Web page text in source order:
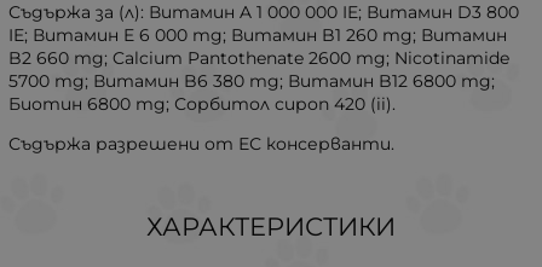
Съдържа за (л): Витамин A 1 000 000 IE; Витамин D3 800
IE; Витамин E 6 000 mg; Витамин B1 260 mg; Витамин
B2 660 mg; Calcium Pantothenate 2600 mg; Nicotinamide
5700 mg; Витамин B6 380 mg; Витамин B12 6800 mg;
Биотин 6800 mg; Сорбитол сироп 420 (ii).
Съдържа разрешени от ЕС консерванти.
ХАРАКТЕРИСТИКИ